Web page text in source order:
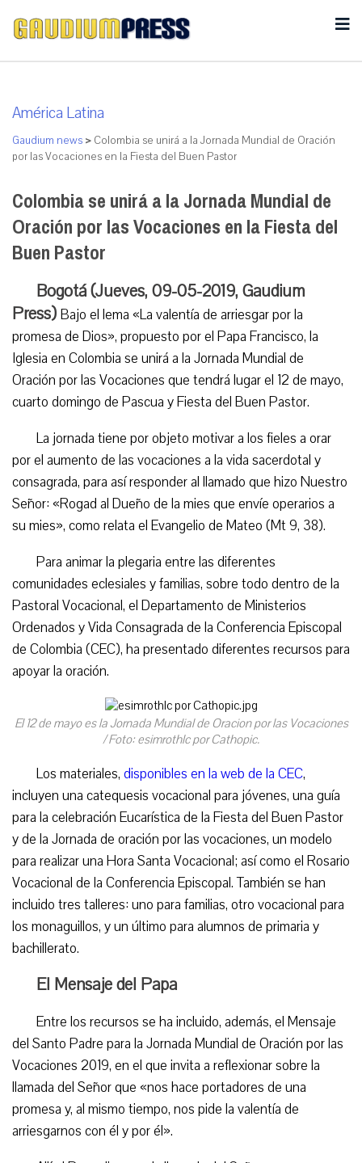
América Latina
Gaudium news > Colombia se unirá a la Jornada Mundial de Oración
por las Vocaciones en la Fiesta del Buen Pastor
Colombia se unirá a la Jornada Mundial de
Oración por las Vocaciones en la Fiesta del
Buen Pastor
Bogotá (Jueves, 09-05-2019, Gaudium
Press) Bajo el lema «La valentía de arriesgar por la
promesa de Dios», propuesto por el Papa Francisco, la
Iglesia en Colombia se unirá a la Jornada Mundial de
Oración por las Vocaciones que tendrá lugar el 12 de mayo,
cuarto domingo de Pascua y Fiesta del Buen Pastor.
La jornada tiene por objeto motivar a los fieles a orar
por el aumento de las vocaciones a la vida sacerdotal y
consagrada, para así responder al llamado que hizo Nuestro
Señor: «Rogad al Dueño de la mies que envíe operarios a
su mies», como relata el Evangelio de Mateo (Mt 9, 38).
Para animar la plegaria entre las diferentes
comunidades eclesiales y familias, sobre todo dentro de la
Pastoral Vocacional, el Departamento de Ministerios
Ordenados y Vida Consagrada de la Conferencia Episcopal
de Colombia (CEC), ha presentado diferentes recursos para
apoyar la oración.
El 12 de mayo es la Jornada Mundial de Oracion por las Vocaciones
/ Foto: esimrothlc por Cathopic.
Los materiales, disponibles en la web de la CEC,
incluyen una catequesis vocacional para jóvenes, una guía
para la celebración Eucarística de la Fiesta del Buen Pastor
y de la Jornada de oración por las vocaciones, un modelo
para realizar una Hora Santa Vocacional; así como el Rosario
Vocacional de la Conferencia Episcopal. También se han
incluido tres talleres: uno para familias, otro vocacional para
los monaguillos, y un último para alumnos de primaria y
bachillerato.
El Mensaje del Papa
Entre los recursos se ha incluido, además, el Mensaje
del Santo Padre para la Jornada Mundial de Oración por las
Vocaciones 2019, en el que invita a reflexionar sobre la
llamada del Señor que «nos hace portadores de una
promesa y, al mismo tiempo, nos pide la valentía de
arriesgarnos con él y por él».